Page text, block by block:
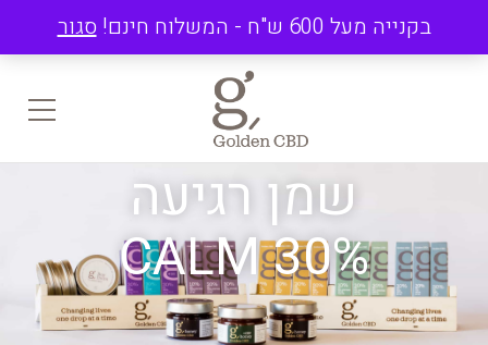
בקנייה מעל 600 ש"ח - המשלוח חינם! סגור
שמן רגיעה
CALM 30%